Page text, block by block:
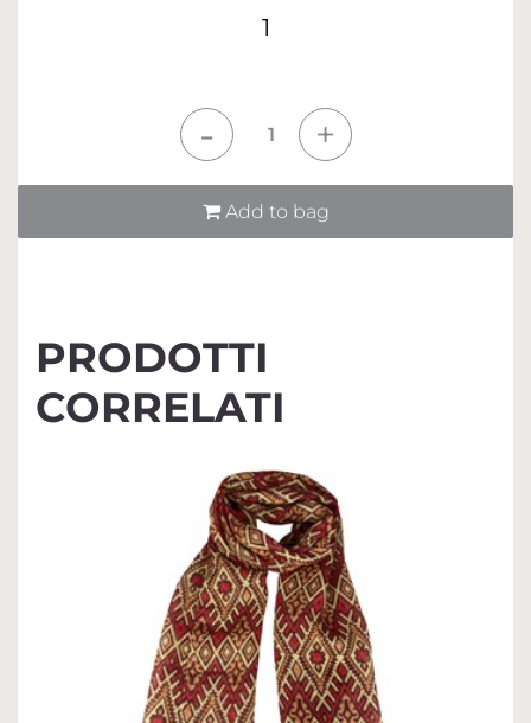
1
Add to bag
PRODOTTI
CORRELATI